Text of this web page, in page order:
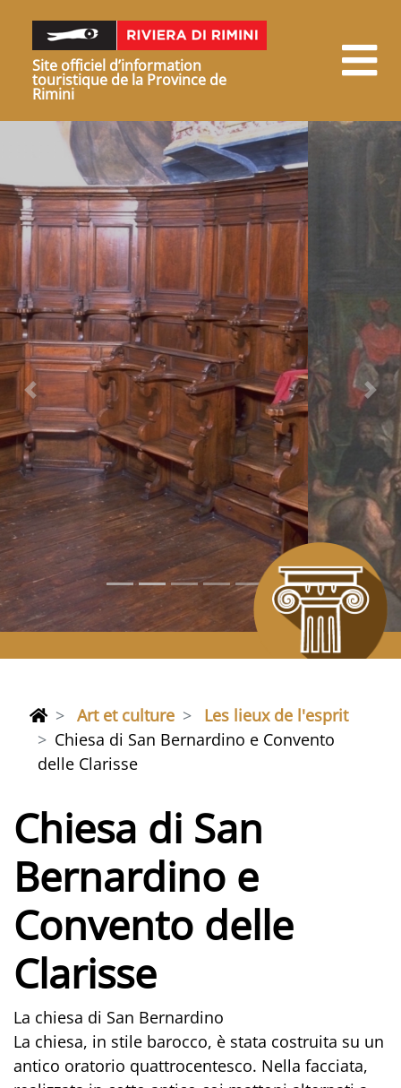
Site officiel d’information
touristique de la Province de
Rimini
Précédent
Art et culture
Les lieux de l'esprit
Chiesa di San Bernardino e Convento
delle Clarisse
Chiesa di San
Bernardino e
Convento delle
Clarisse
La chiesa di San Bernardino
La chiesa, in stile barocco, è stata costruita su un
antico oratorio quattrocentesco. Nella facciata,